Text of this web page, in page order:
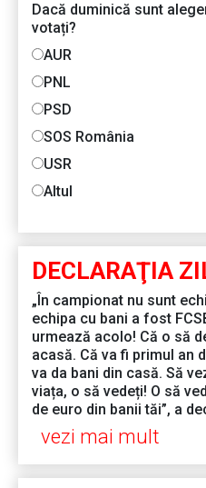
Dacă duminică sunt
votați?
AUR
PNL
PSD
SOS România
USR
Altul
DECLARAŢIA
„În campionat nu sunt
echipa cu bani a fost
urmează acolo! Că o să
acasă. Că va fi primul an
va da bani din casă. Să
viața, o să vedeți! O să
de euro din banii tăi”, a
vezi mai mult